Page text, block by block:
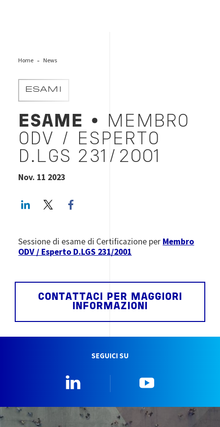
Home News
ESAMI
ESAME
• MEMBRO
ODV / ESPERTO
D.LGS 231/2001
Nov. 11 2023
LinkedInTwitter
Sessione di esame di Certificazione per Membro
ODV / Esperto D.LGS 231/2001
CONTATTACI PER MAGGIORI
INFORMAZIONI
SEGUICI SU